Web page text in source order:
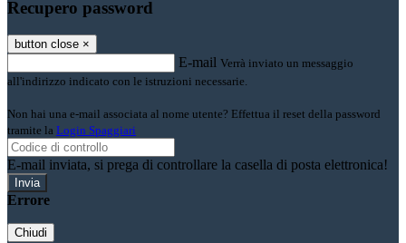
Recupero password
button close ×
E-mail Verrà inviato un messaggio
all'indirizzo indicato con le istruzioni necessarie.
Non hai una e-mail associata al nome utente? Effettua il reset della password
tramite la Login Spaggiari
E-mail inviata, si prega di controllare la casella di posta elettronica!
Errore
Chiudi